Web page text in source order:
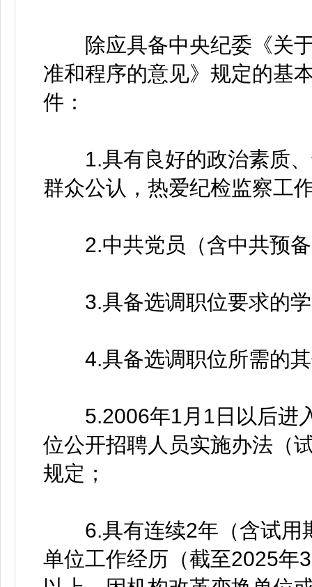
除应具备中央纪委《关于
准和程序的意见》规定的基
件：
1.具有良好的政治素质、
群众公认，热爱纪检监察工
2.中共党员（含中共预备
3.具备选调职位要求的学
4.具备选调职位所需的其
5.2006年1月1日以后进入
位公开招聘人员实施办法（
规定；
6.具有连续2年（含试用
单位工作经历（截至2025年